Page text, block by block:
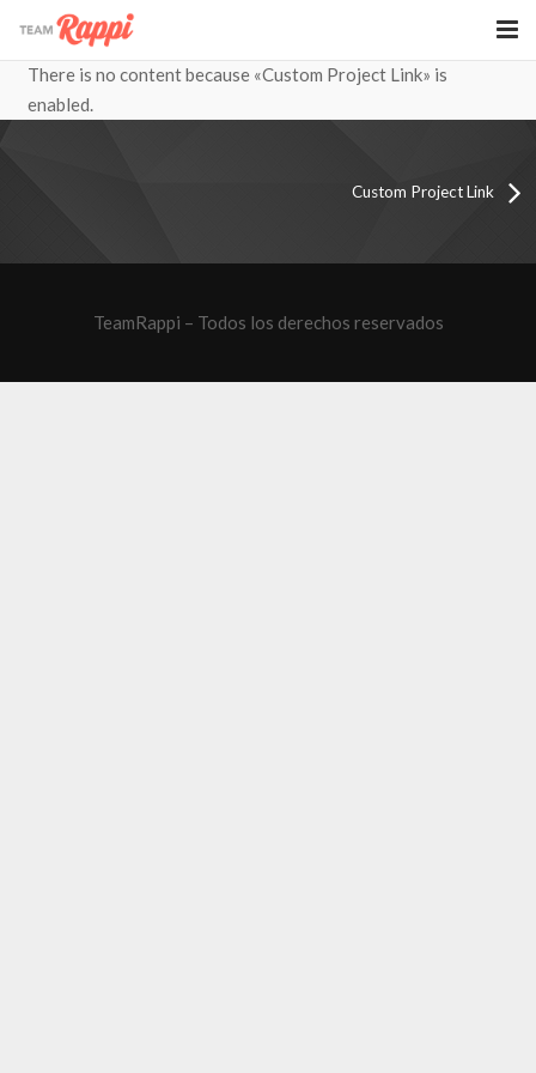
Rappi Oficina
There is no content because «Custom Project Link» is
enabled.
Custom Project Link
TeamRappi – Todos los derechos reservados